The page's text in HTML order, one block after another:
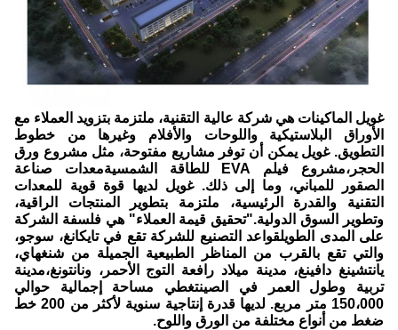
غويل الماكينات هي شركة عالية التقنية، ملتزمة بتزويد العملاء مع
الأوراق البلاستيكية واللوحات والأفلام وغيرها من خطوط
التطويق. غويل يمكن أن توفر مشاريع مفتوحة، مثل مشروع ورق
الحجر،مشروع فيلم EVA للطاقة الشمسيةمعدات صناعة
الصقور للمباني، وما إلى ذلك. غويل لديها قوة قوية للمعدات
التقنية والقدرة الرئيسية، ملتزمة بتطوير المنتجات الراقية،
وتطوير السوق الدولية."تحقيق قيمة العملاء" هي فلسفة الشركة
على المدى الطويلقواعد التصنيع للشركة تقع في تايكانغ، سوجو،
والتي تقع بالقرب من المناظر الطبيعية الجميلة من شنغهاي،
يانتشينغ دافينغ، مدينة ميلاد رافعة التوج الأحمر، ونانتونغ،مدينة
تربية وطول العمر في الصينتغطي مساحة إجمالية حوالي
150،000 متر مربع. لديها قدرة إنتاجية سنوية لأكثر من 200 خط
ضغط من أنواع مختلفة من الورق واللوح.